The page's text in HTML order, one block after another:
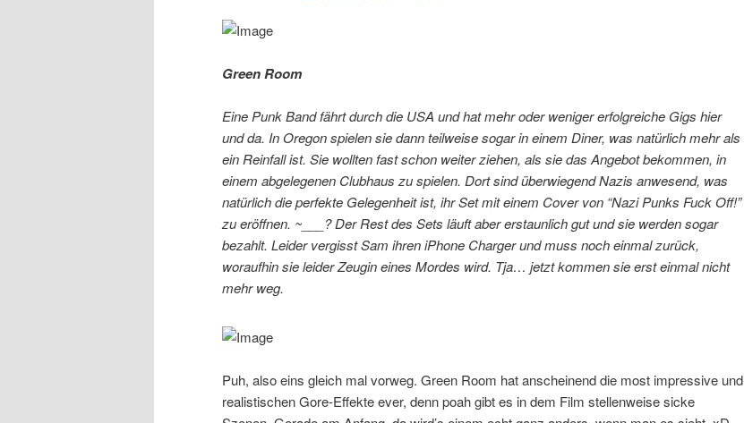
Green Room
Eine Punk Band fährt durch die USA und hat mehr oder weniger erfolgreiche Gigs hier
und da. In Oregon spielen sie dann teilweise sogar in einem Diner, was natürlich mehr als
ein Reinfall ist. Sie wollten fast schon weiter ziehen, als sie das Angebot bekommen, in
einem abgelegenen Clubhaus zu spielen. Dort sind überwiegend Nazis anwesend, was
natürlich die perfekte Gelegenheit ist, ihr Set mit einem Cover von “Nazi Punks Fuck Off!”
zu eröffnen. ~___? Der Rest des Sets läuft aber erstaunlich gut und sie werden sogar
bezahlt. Leider vergisst Sam ihren iPhone Charger und muss noch einmal zurück,
woraufhin sie leider Zeugin eines Mordes wird. Tja… jetzt kommen sie erst einmal nicht
mehr weg.
Puh, also eins gleich mal vorweg. Green Room hat anscheinend die most impressive und
realistischen Gore-Effekte ever, denn poah gibt es in dem Film stellenweise sicke